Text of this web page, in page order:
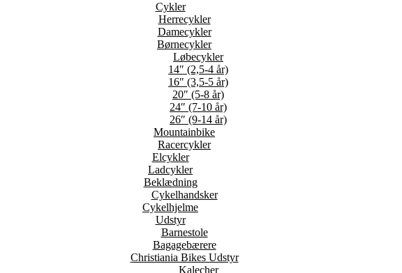
Cykler
Herrecykler
Damecykler
Børnecykler
Løbecykler
14″ (2,5-4 år)
16″ (3,5-5 år)
20″ (5-8 år)
24″ (7-10 år)
26″ (9-14 år)
Mountainbike
Racercykler
Elcykler
Ladcykler
Beklædning
Cykelhandsker
Cykelhjelme
Udstyr
Barnestole
Bagagebærere
Christiania Bikes Udstyr
Kalecher